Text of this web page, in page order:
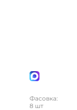
Фасовка:
8 шт